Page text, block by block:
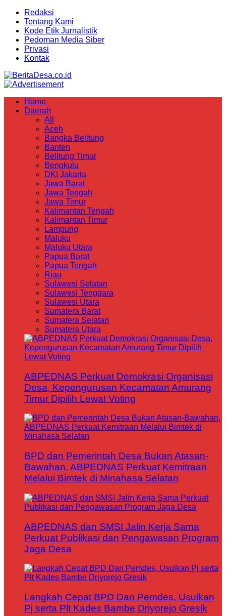
Redaksi
Tentang Kami
Kode Etik Jurnalistik
Pedoman Media Siber
Privasi
Kontak
Home
Daerah
All
Aceh
Bangka Belitung
Banten
Belitung Timur
Bengkulu
DKI Jakarta
Jawa Barat
Jawa Tengah
Jawa Timur
Kalimantan Tengah
Kalimantan Timur
Lampung
Maluku
Maluku Utara
Papua Barat
Papua Tengah
Riau
Sulawesi Selatan
Sulawesi Tenggara
Sulawesi Utara
Sumatera Barat
Sumatera Selatan
Sumatera Utara
ABPEDNAS Perkuat Demokrasi Organisasi
Desa, Kepengurusan Kecamatan Amurang
Timur Dipilih Lewat Voting
BPD dan Pemerintah Desa Bukan Atasan-
Bawahan, ABPEDNAS Perkuat Kemitraan
Melalui Bimtek di Minahasa Selatan
ABPEDNAS dan SMSI Jalin Kerja Sama
Perkuat Publikasi dan Pengawasan Program
Jaga Desa
Langkah Cepat BPD Dan Pemdes, Usulkan
Pj serta Plt Kades Bambe Driyorejo Gresik